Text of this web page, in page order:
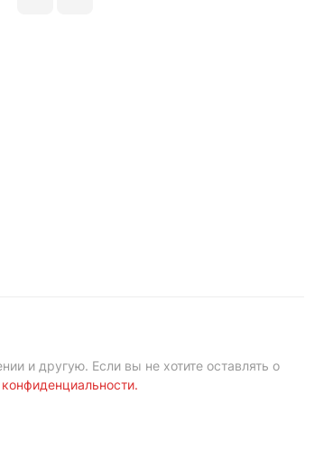
и другую. Если вы не хотите оставлять о
конфиденциальности.